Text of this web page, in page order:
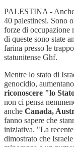
PALESTINA - Anche
40 palestinesi. Sono
forze di occupazione
di queste sono state
farina presso le
statunitense Ghf.
Mentre lo stato di
genocidio,
riconoscere "lo
non ci pensa
anche Canada,
fanno sapere che
iniziativa. "La
dimostrato che